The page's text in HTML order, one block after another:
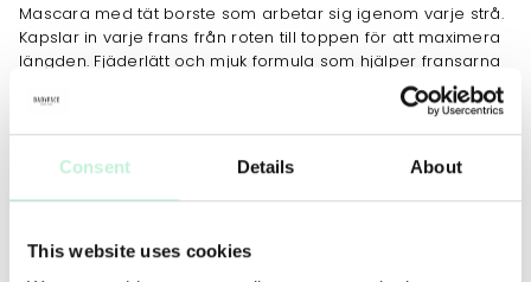
Consent Details About
This website uses cookies
Mascara med tät borste som arbetar sig igenom varje strå.
Kapslar in varje frans från roten till toppen för att maximera
längden. Fjäderlätt och mjuk formula som hjälper fransarna
att bli mer synliga. Hållbart makeupresultat med
Ingredienser som vårdar och stärker fransarna.
JOBBAR MOT
ANVÄNDNING TIPS